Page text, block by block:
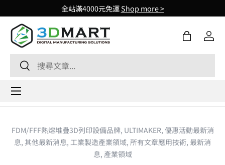
Skip to content
全站滿4000元免運Shop more >
Search
Search
購物袋登入
Menu
FDM/FFF熱熔堆疊3D列印設備品牌, ULTIMAKER, 優惠活動最新消
息, 其他最新消息, 工業製造產業領域, 所有文章應用技術, 最新消
息, 產業領域